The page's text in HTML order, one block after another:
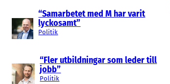
“Samarbetet med M har varit
lyckosamt”
Politik
“Fler utbildningar som leder till
jobb”
Politik